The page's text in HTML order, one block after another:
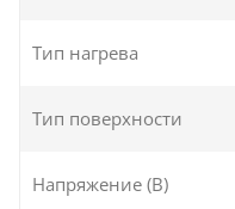
Тип нагрева
Тип поверхности
Напряжение (В)